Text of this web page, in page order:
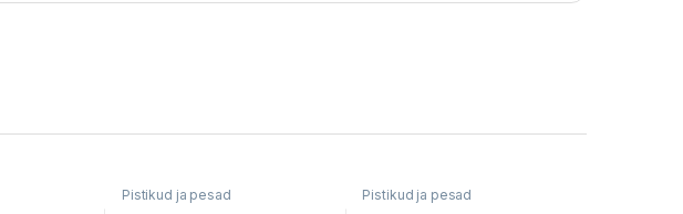
Pistikud ja pesad Pistikud ja pesad